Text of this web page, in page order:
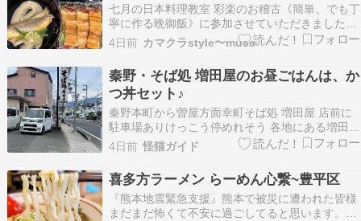
七月の日本料理教室 彩楽のお稽古《簡単、でも丁
寧に作る晩御飯》に参加させていただきました。
「今晩のおかずに如何でしょうか？」という副題
がついていて、いつもの日本料理のお稽古より少
し身近な食材を使って手軽にできるというお稽古
です。煮物椀 鮎素麺一夜干して腹合わせにして焼
いた鮎、鮎…
4日前 カマクラstyle〜muse
秦野・そば処 増田屋のお昼ごはんは、か
つ丼セット♪
秦野本町から曽屋方面幸町そば処 増田屋 店前に
駐車場ありけっこう停めれそう 各地にある増田屋
さんココも・・ふつうの増田屋さん♪ 白暖簾に幸
町 増田屋 蕎麦屋然とした雰囲気。 増田屋の看板
が立派！ お昼は、客入りよく・・クルマで来る人
も多い。 ラーメンもある町蕎麦♪ メニュー多い…
4日前 怪猫ガイド
喜多方ラーメン らーめん心繋~豊平区
『熊本地震緊急支援』熊本で被災に遭われた皆様
まだまだ怖くて不安に過ごしてると思います。私